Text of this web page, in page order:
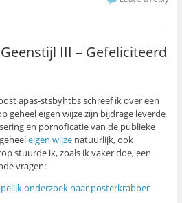
III – Gefeliciteerd
apas-stsbyhtbs schreef ik over een
geheel eigen wijze zijn bijdrage leverde
en pornoficatie van de publieke
eigen wijzenatuurlijk, ook
stuurde ik, zoals ik vaker doe, een
vragen:
onderzoek naar posterkrabber